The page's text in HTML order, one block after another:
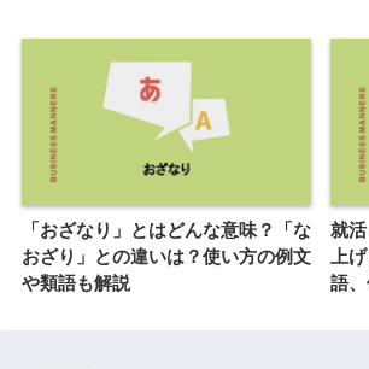
「おざなり」とはどんな意味？「な
おざり」との違いは？使い方の例文
や類語も解説
就
上
語